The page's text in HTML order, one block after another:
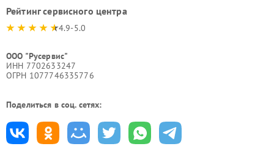
Рейтинг сервисного центра
4.9-5.0
ООО "Русервис"
ИНН 7702633247
ОГРН 1077746335776
Поделиться в соц. сетях: